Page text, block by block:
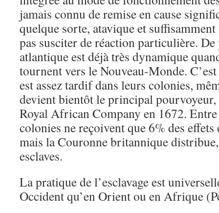
jamais connu de remise en cause
quelque sorte, atavique et
pas susciter de réaction particulière.
atlantique est déjà très dynamique
tournent vers le Nouveau-Monde.
est assez tardif dans leurs colonies,
devient bientôt le principal pourvoyeur,
Royal African Company en 1672.
colonies ne reçoivent que 6% des
mais la Couronne britannique
esclaves.
La pratique de l’esclavage est
Occident qu’en Orient ou en Afrique